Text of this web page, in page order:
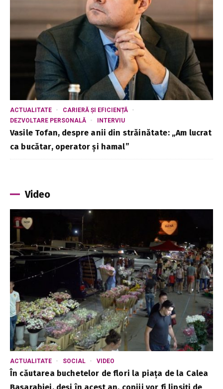
ACTUALITATE
CARIERĂ ȘI EFICIENȚĂ
DEZVOLTARE PERSONALĂ
INTERVIU
Vasile Tofan, despre anii din străinătate: „Am lucrat
ca bucătar, operator și hamal”
Video
ACTUALITATE SOCIAL VIDEO
În căutarea buchetelor de flori la piața de la Calea